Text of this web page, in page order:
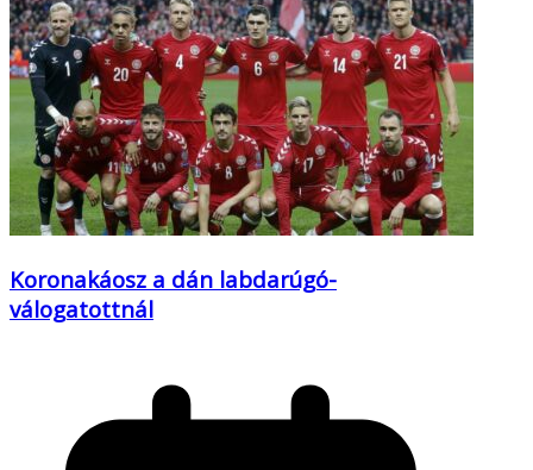
Koronakáosz a dán labdarúgó-
válogatottnál